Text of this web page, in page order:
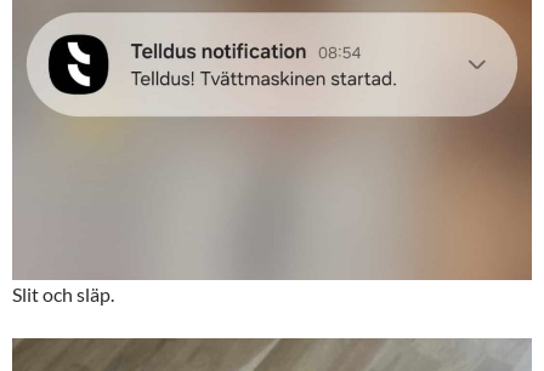
Slit och släp.